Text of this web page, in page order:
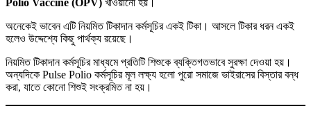
Polio Vaccine (OPV) খাওয়ানো হয়।
অনেকেই ভাবেন এটি নিয়মিত টিকাদান কর্মসূচির একই টিকা। আসলে টিকার ধরন একই
হলেও উদ্দেশ্যে কিছু পার্থক্য রয়েছে।
নিয়মিত টিকাদান কর্মসূচির মাধ্যমে প্রতিটি শিশুকে ব্যক্তিগতভাবে সুরক্ষা দেওয়া হয়।
অন্যদিকে Pulse Polio কর্মসূচির মূল লক্ষ্য হলো পুরো সমাজে ভাইরাসের বিস্তার বন্ধ
করা, যাতে কোনো শিশুই সংক্রমিত না হয়।